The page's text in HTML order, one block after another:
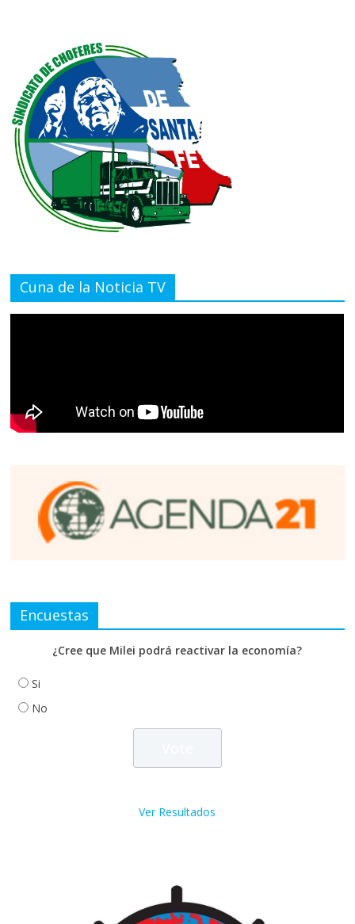
Cuna de la Noticia TV
Encuestas
¿Cree que Milei podrá reactivar la economía?
Si
No
Ver Resultados